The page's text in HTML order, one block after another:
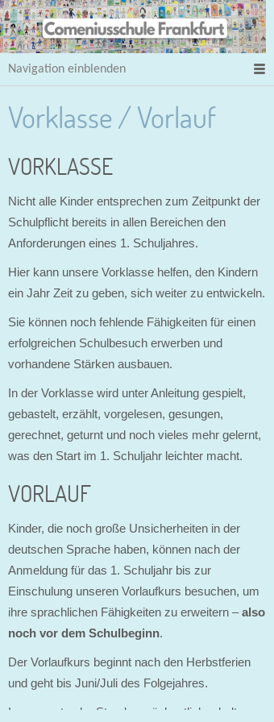
Navigation einblenden
Vorklasse / Vorlauf
VORKLASSE
Nicht alle Kinder entsprechen zum Zeitpunkt der
Schulpflicht bereits in allen Bereichen den
Anforderungen eines 1. Schuljahres.
Hier kann unsere Vorklasse helfen, den Kindern
ein Jahr Zeit zu geben, sich weiter zu entwickeln.
Sie können noch fehlende Fähigkeiten für einen
erfolgreichen Schulbesuch erwerben und
vorhandene Stärken ausbauen.
In der Vorklasse wird unter Anleitung gespielt,
gebastelt, erzählt, vorgelesen, gesungen,
gerechnet, geturnt und noch vieles mehr gelernt,
was den Start im 1. Schuljahr leichter macht.
VORLAUF
Kinder, die noch große Unsicherheiten in der
deutschen Sprache haben, können nach der
Anmeldung für das 1. Schuljahr bis zur
Einschulung unseren Vorlaufkurs besuchen, um
ihre sprachlichen Fähigkeiten zu erweitern –also
noch vor dem Schulbeginn.
Der Vorlaufkurs beginnt nach den Herbstferien
und geht bis Juni/Juli des Folgejahres.
Insgesamt zehn Stunden wöchentlich erhalten